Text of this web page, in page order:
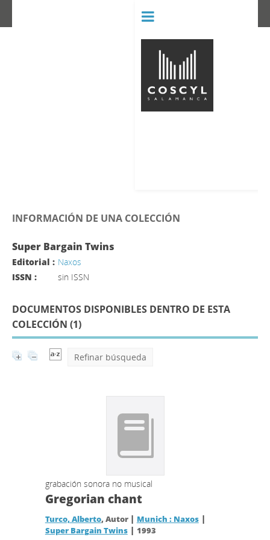
INFORMACIÓN DE UNA COLECCIÓN
Super Bargain Twins
Editorial : Naxos
ISSN :
sin ISSN
DOCUMENTOS DISPONIBLES DENTRO DE ESTA
COLECCIÓN (1)
Refinar búsqueda
grabación sonora no musical
Gregorian chant
Turco, Alberto, Autor | Munich : Naxos|
Super Bargain Twins| 1993